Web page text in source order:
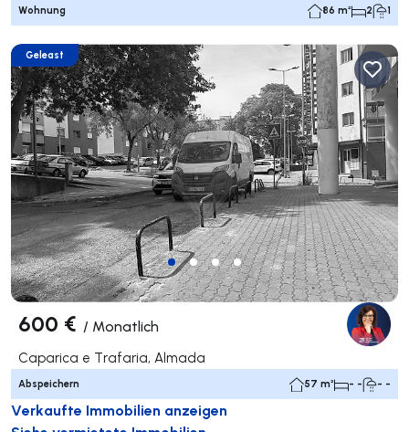
Wohnung 86 m² 2 1
Geleast
600 € / Monatlich
Caparica e Trafaria, Almada
Abspeichern 57 m² - - - -
Verkaufte Immobilien anzeigen